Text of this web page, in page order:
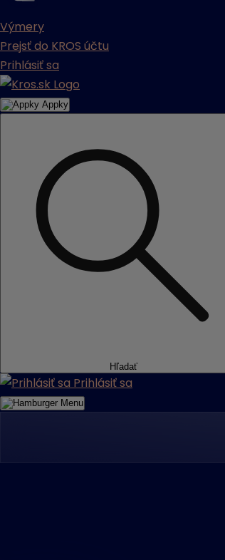
Výmery
Prejsť do KROS účtu
Prihlásiť sa
Appky
Hľadať
Prihlásiť sa
Menu